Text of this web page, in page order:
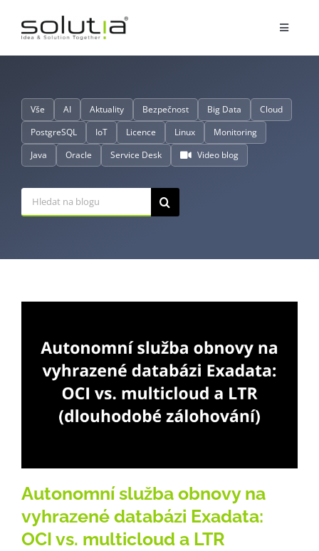
Toggle
Partnerství
O nás
Reference
Kontakt
Vše AI Aktuality Bezpečnost Big Data
Cloud
PostgreSQL
IoT Licence Linux
Monitoring
Java
Oracle Service Desk Video blog
Hledat:
Autonomní služba obnovy na
vyhrazené databázi Exadata:
OCI vs. multicloud a LTR